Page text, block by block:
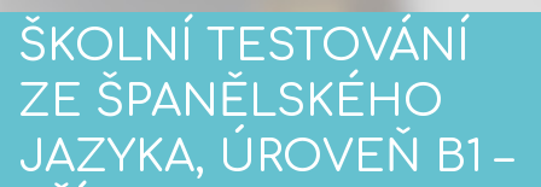
ŠKOLNÍ TESTOVÁNÍ
ZE ŠPANĚLSKÉHO
JAZYKA, ÚROVEŇ B1 –